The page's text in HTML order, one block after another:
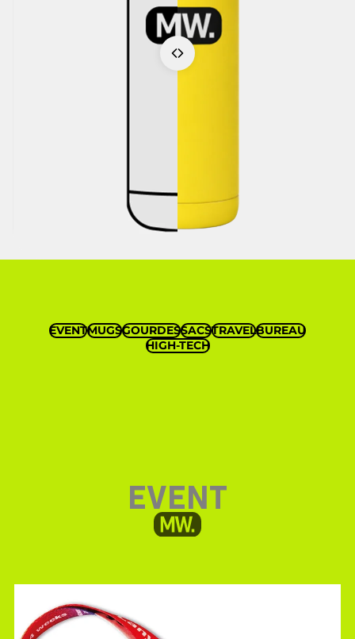
EVENTMUGSGOURDESSACSTRAVELBUREAU
HIGH-TECH
EVENT